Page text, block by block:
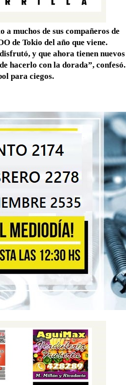
muchos de sus compañeros de
de Tokio del año que viene.
y que ahora tienen nuevos
hacerlo con la dorada”, confesó.
para ciegos.